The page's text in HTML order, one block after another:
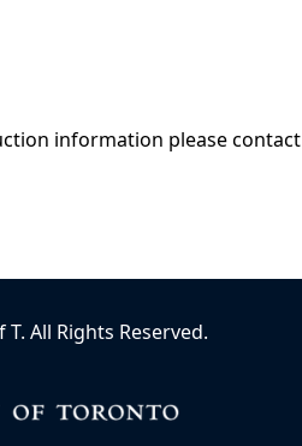
information please contact
T. All Rights Reserved.